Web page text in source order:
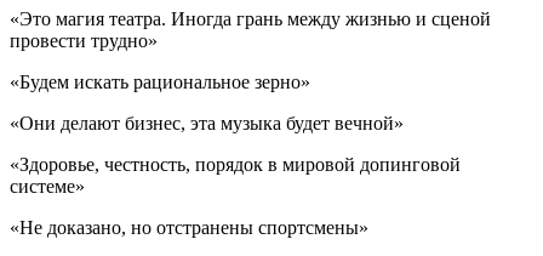
«Это магия театра. Иногда грань между жизнью и сценой
провести трудно»
«Будем искать рациональное зерно»
«Они делают бизнес, эта музыка будет вечной»
«Здоровье, честность, порядок в мировой допинговой
системе»
«Не доказано, но отстранены спортсмены»